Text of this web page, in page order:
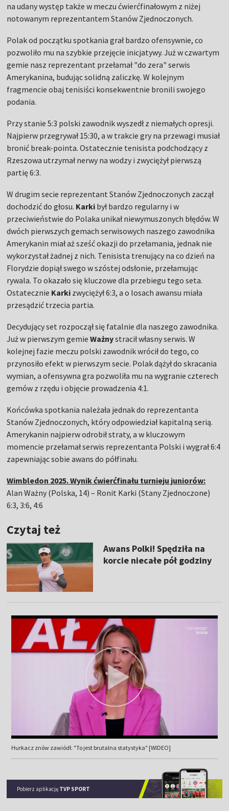
na udany występ także w meczu ćwierćfinałowym z niżej
notowanym reprezentantem Stanów Zjednoczonych.
Polak od początku spotkania grał bardzo ofensywnie, co
pozwoliło mu na szybkie przejęcie inicjatywy. Już w czwartym
gemie nasz reprezentant przełamał "do zera" serwis
Amerykanina, budując solidną zaliczkę. W kolejnym
fragmencie obaj tenisiści konsekwentnie bronili swojego
podania.
Przy stanie 5:3 polski zawodnik wyszedł z niemałych opresji.
Najpierw przegrywał 15:30, a w trakcie gry na przewagi musiał
bronić break-pointa. Ostatecznie tenisista podchodzący z
Rzeszowa utrzymał nerwy na wodzy i zwyciężył pierwszą
partię 6:3.
W drugim secie reprezentant Stanów Zjednoczonych zaczął
dochodzić do głosu. Karki był bardzo regularny i w
przeciwieństwie do Polaka unikał niewymuszonych błędów. W
dwóch pierwszych gemach serwisowych naszego zawodnika
Amerykanin miał aż sześć okazji do przełamania, jednak nie
wykorzystał żadnej z nich. Tenisista trenujący na co dzień na
Florydzie dopiął swego w szóstej odsłonie, przełamując
rywala. To okazało się kluczowe dla przebiegu tego seta.
Ostatecznie Karki zwyciężył 6:3, a o losach awansu miała
przesądzić trzecia partia.
Decydujący set rozpoczął się fatalnie dla naszego zawodnika.
Już w pierwszym gemieWażnystracił własny serwis. W
kolejnej fazie meczu polski zawodnik wrócił do tego, co
przynosiło efekt w pierwszym secie. Polak dążył do skracania
wymian, a ofensywna gra pozwoliła mu na wygranie czterech
gemów z rzędu i objęcie prowadzenia 4:1.
Końcówka spotkania należała jednak do reprezentanta
Stanów Zjednoczonych, który odpowiedział kapitalną serią.
Amerykanin najpierw odrobił straty, a w kluczowym
momencie przełamał serwis reprezentanta Polski i wygrał 6:4
zapewniając sobie awans do półfinału.
Wimbledon 2025. Wynik ćwierćfinału turnieju juniorów:
Alan Ważny (Polska, 14) – Ronit Karki (Stany Zjednoczone)
6:3, 3:6, 4:6
Czytaj też
Awans Polki! Spędziła na
korcie niecałe pół godziny
Hurkacz znów zawiódł. "To jest brutalna statystyka" [WIDEO]
Pobierz aplikację TVP SPORT